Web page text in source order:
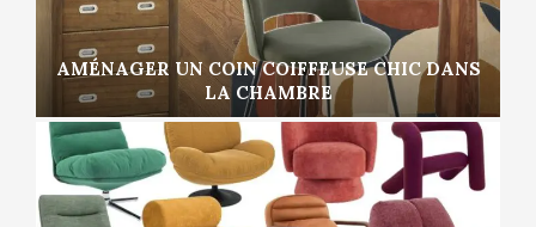
AMÉNAGER UN COIN COIFFEUSE CHIC DANS
LA CHAMBRE